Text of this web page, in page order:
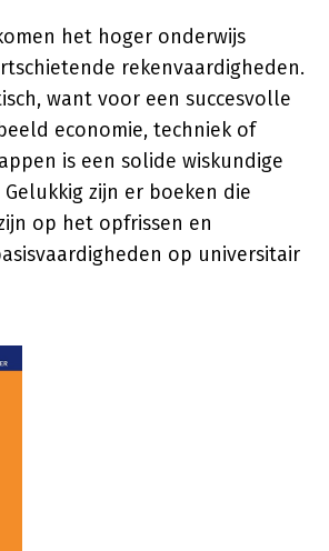
het hoger onderwijs
rekenvaardigheden.
want voor een succesvolle
economie, techniek of
is een solide wiskundige
Gelukkig zijn er boeken die
op het opfrissen en
op universitair